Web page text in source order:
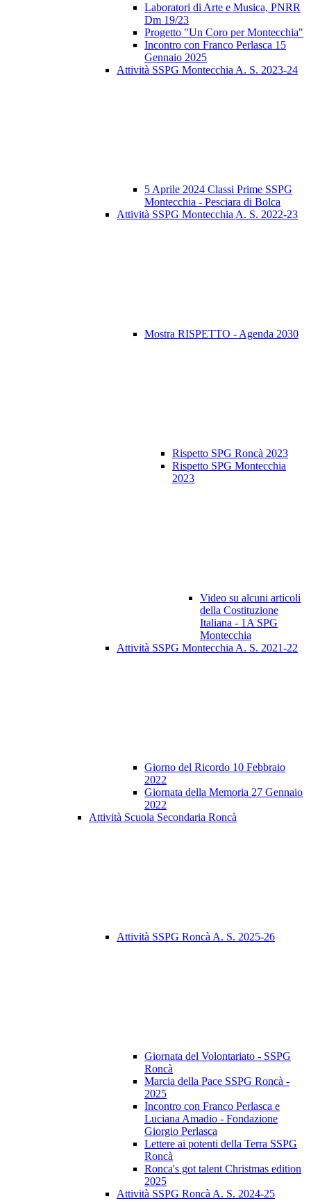
Laboratori di Arte e Musica, PNRR
Dm 19/23
Progetto "Un Coro per Montecchia"
Incontro con Franco Perlasca 15
Gennaio 2025
Attività SSPG Montecchia A. S. 2023-24
5 Aprile 2024 Classi Prime SSPG
Montecchia - Pesciara di Bolca
Attività SSPG Montecchia A. S. 2022-23
Mostra RISPETTO - Agenda 2030
Rispetto SPG Roncà 2023
Rispetto SPG Montecchia
2023
Video su alcuni articoli
della Costituzione
Italiana - 1A SPG
Montecchia
Attività SSPG Montecchia A. S. 2021-22
Giorno del Ricordo 10 Febbraio
2022
Giornata della Memoria 27 Gennaio
2022
Attività Scuola Secondaria Roncà
Attività SSPG Roncà A. S. 2025-26
Giornata del Volontariato - SSPG
Roncà
Marcia della Pace SSPG Roncà -
2025
Incontro con Franco Perlasca e
Luciana Amadio - Fondazione
Giorgio Perlasca
Lettere ai potenti della Terra SSPG
Roncà
Ronca's got talent Christmas edition
2025
Attività SSPG Roncà A. S. 2024-25